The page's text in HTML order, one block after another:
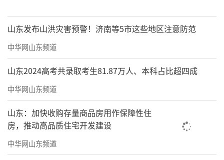
山东发布山洪灾害预警！济南等5市这些地区注意防范
中华网山东频道
山东2024高考共录取考生81.87万人、本科占比超四成
中华网山东频道
山东：加快收购存量商品房用作保障性住
房，推动高品质住宅开发建设
中华网山东频道